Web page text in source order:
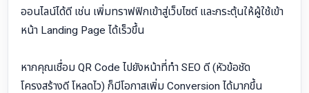
ออนไลน์ได้ดี เช่น เพิ่มทราฟฟิกเข้าสู่เว็บไซต์ และกระตุ้นให้ผู้ใช้เข้า
หน้า Landing Page ได้เร็วขึ้น
หากคุณเชื่อม QR Code ไปยังหน้าที่ทำ SEO ดี (หัวข้อชัด
โครงสร้างดี โหลดไว) ก็มีโอกาสเพิ่ม Conversion ได้มากขึ้น